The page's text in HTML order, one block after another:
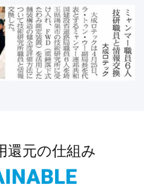
還元の仕組み